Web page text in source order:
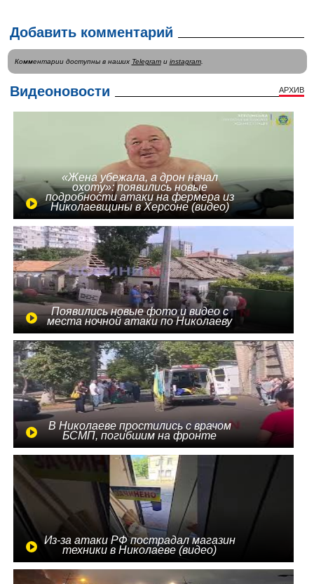
Добавить комментарий
Комментарии доступны в наших Telegramи instagram.
Видеоновости АРХИВ
«Жена убежала, а дрон начал
охоту»: появились новые
подробности атаки на фермера из
Николаевщины в Херсоне (видео)
Появились новые фото и видео с
места ночной атаки по Николаеву
В Николаеве простились с врачом
БСМП, погибшим на фронте
Из-за атаки РФ пострадал магазин
техники в Николаеве (видео)